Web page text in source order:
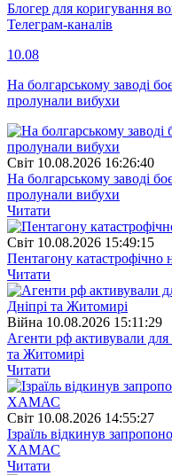
Блогер для коригування
Телеграм-каналів
10.08
На болгарському заводі
пролунали вибухи
Свiт 10.08.2026 16:26:40
На болгарському заводі
пролунали вибухи
Читати
Свiт 10.08.2026 15:49:15
Пентагону катастрофічно
Читати
Війна 10.08.2026 15:11:29
Агенти рф активували для
та Житомирі
Читати
Свiт 10.08.2026 14:55:27
Ізраїль відкинув
ХАМАС
Читати